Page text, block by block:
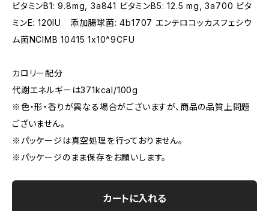
ビタミンB1: 9.8mg, 3a841 ビタミンB5: 12.5 mg, 3a700 ビタ
ミンE: 120IU 添加腸球菌: 4b1707 エンテロコッカスフェシウ
ム菌NCIMB 10415 1x10^9CFU
カロリー配分
代謝エネルギーは371kcal/100g
※色・形・香りが異なる場合がございますが、商品の品質上問題
ございません。
※パッケージは真空処理を行っておりません。
※パッケージのまま保存をお願いします。
カートに入れる